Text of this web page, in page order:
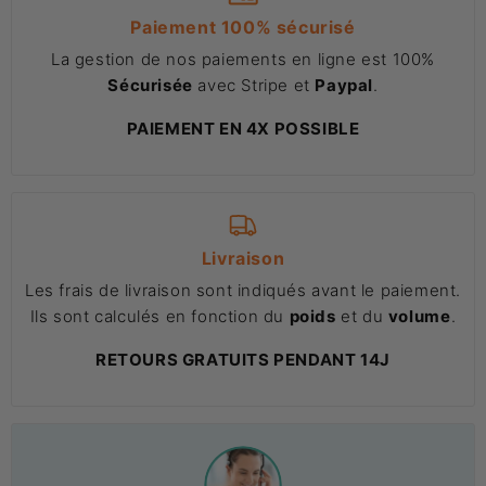
Paiement 100% sécurisé
La gestion de nos paiements en ligne est 100%
Sécurisée avec Stripe et Paypal.
PAIEMENT EN 4X POSSIBLE
Livraison
Les frais de livraison sont indiqués avant le paiement.
Ils sont calculés en fonction du poids et du volume.
RETOURS GRATUITS PENDANT 14J